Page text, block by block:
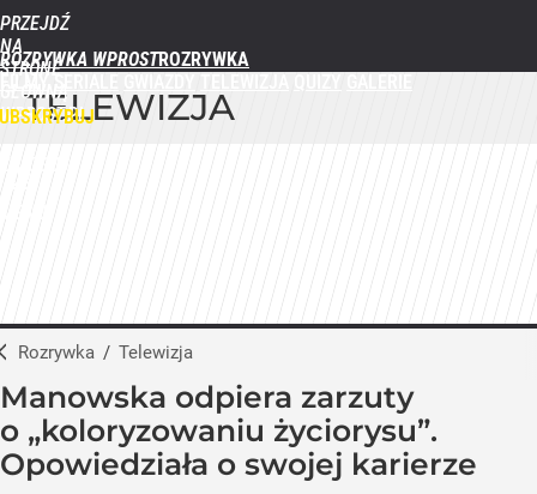
PRZEJDŹ
NA
STRONĘ
GŁÓWNĄ
WPROST.PL
ROZRYWKA WPROST
TELEWIZJA
Rozrywka / Telewizja
Manowska odpiera zarzuty
o „koloryzowaniu życiorysu”.
Opowiedziała o swojej karierze